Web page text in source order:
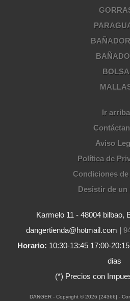
BOLSA
Ir arriba
Aviso
Política de
Condiciones
Desistir de un
Karmelo 11 - 48004 bilbao,
dangertienda@hotmail.com |
Horario: 10:30-13:45 17:00-
dias
(*) Precios con
DANGER - Copyright © 2026 [24366] -